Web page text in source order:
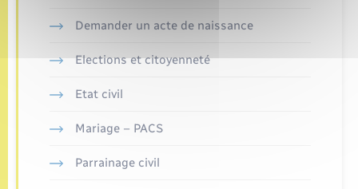
Demander un acte de naissance
Elections et citoyenneté
Etat civil
Mariage – PACS
Parrainage civil